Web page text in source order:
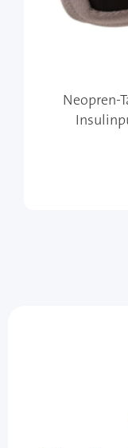
Neopren-